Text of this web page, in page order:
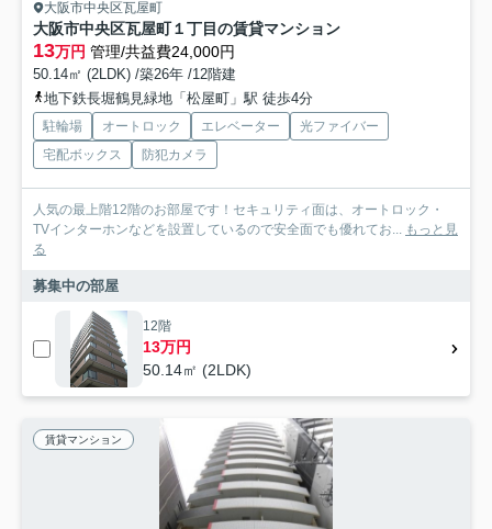
大阪市中央区瓦屋町
大阪市中央区瓦屋町１丁目の賃貸マンション
13万円 管理/共益費24,000円
50.14㎡ (2LDK) /築26年 /12階建
地下鉄長堀鶴見緑地「松屋町」駅 徒歩4分
駐輪場 オートロック エレベーター
光ファイバー
宅配ボックス
防犯カメラ
人気の最上階12階のお部屋です！セキュリティ面は、オートロック・
TVインターホンなどを設置しているので安全面でも優れてお... もっと見
る
募集中の部屋
12階
13万円
50.14㎡ (2LDK)
賃貸マンション